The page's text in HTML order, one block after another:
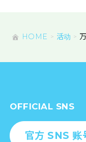
HOME 活动
OFFICIAL SNS
官方 SNS 账